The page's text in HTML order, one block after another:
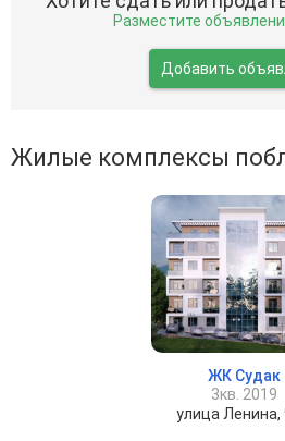
Разместите
Добавить
Жилые комплексы
ЖК Судак
3кв. 2019
улица Ленина,